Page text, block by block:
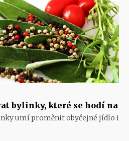
bylinky, které se hodí na
umí proměnit obyčejné jídlo i